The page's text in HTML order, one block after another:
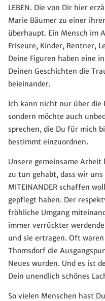
LEBEN. Die von Dir hier
Marie Bäumer zu einer
überhaupt. Ein Mensch im
Friseure, Kinder, Rentner,
Deine Figuren haben eine
Deinen Geschichten die
beieinander.
Ich kann nicht nur über die
sondern möchte auch
sprechen, die Du für mich
bestimmt einzuordnen.
Unsere gemeinsame
zu tun gehabt, dass wir
MITEINANDER schaffen
gepflegt haben. Der
fröhliche Umgang
immer verrückter
und sie ertragen. Oft waren
Thomsdorf die
Neues wurden. Und es ist
Dein unendlich schönes
So vielen Menschen hast